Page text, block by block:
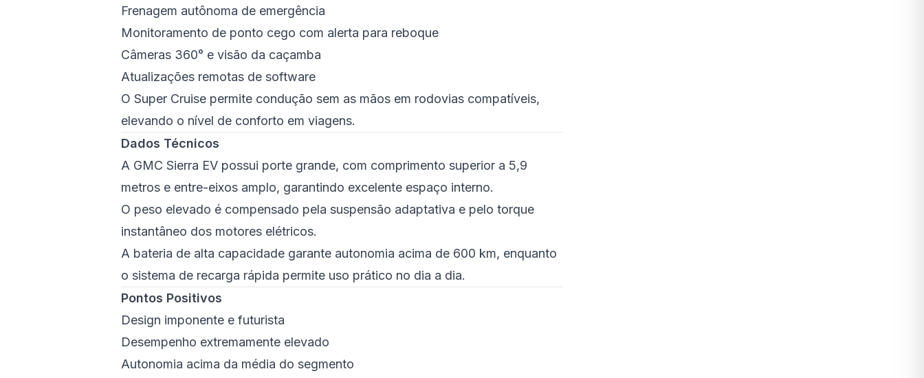
Frenagem autônoma de emergência
Monitoramento de ponto cego com alerta para reboque
Câmeras 360° e visão da caçamba
Atualizações remotas de software
O Super Cruise permite condução sem as mãos em rodovias compatíveis,
elevando o nível de conforto em viagens.
Dados Técnicos
A GMC Sierra EV possui porte grande, com comprimento superior a 5,9
metros e entre-eixos amplo, garantindo excelente espaço interno.
O peso elevado é compensado pela suspensão adaptativa e pelo torque
instantâneo dos motores elétricos.
A bateria de alta capacidade garante autonomia acima de 600 km, enquanto
o sistema de recarga rápida permite uso prático no dia a dia.
Pontos Positivos
Design imponente e futurista
Desempenho extremamente elevado
Autonomia acima da média do segmento